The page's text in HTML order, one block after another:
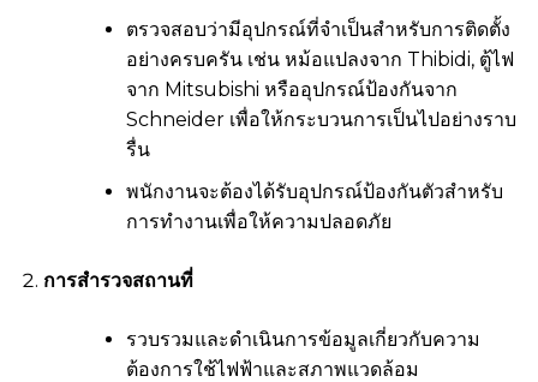
ตรวจสอบว่ามีอุปกรณ์ที่จำเป็นสำหรับการติดตั้ง
อย่างครบครัน เช่น หม้อแปลงจาก Thibidi, ตู้ไฟ
จาก Mitsubishi หรืออุปกรณ์ป้องกันจาก
Schneider เพื่อให้กระบวนการเป็นไปอย่างราบ
รื่น
พนักงานจะต้องได้รับอุปกรณ์ป้องกันตัวสำหรับ
การทำงานเพื่อให้ความปลอดภัย
การสำรวจสถานที่
รวบรวมและดำเนินการข้อมูลเกี่ยวกับความ
ต้องการใช้ไฟฟ้าและสภาพแวดล้อม